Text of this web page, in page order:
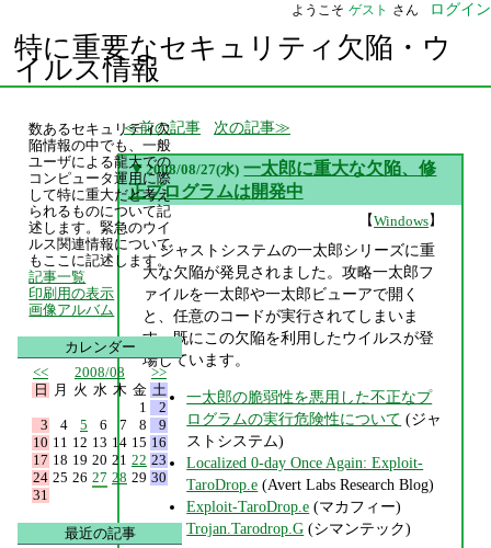
ようこそ ゲスト さん ログイン
特に重要なセキュリティ欠陥・ウ
イルス情報
前の記事 次の記事
▼ 2008/08/27(水) 一太郎に重大な欠陥、修
正プログラムは開発中
【Windows】
ジャストシステムの一太郎シリーズに重
大な欠陥が発見されました。攻略一太郎フ
ァイルを一太郎や一太郎ビューアで開く
と、任意のコードが実行されてしまいま
す。既にこの欠陥を利用したウイルスが登
場しています。
一太郎の脆弱性を悪用した不正なプ
ログラムの実行危険性について (ジャ
ストシステム)
Localized 0-day Once Again: Exploit-
TaroDrop.e (Avert Labs Research Blog)
Exploit-TaroDrop.e (マカフィー)
Trojan.Tarodrop.G (シマンテック)
数あるセキュリティ欠
陥情報の中でも、一般
ユーザによる龍大での
コンピュータ運用に際
して特に重大だと考え
られるものについて記
述します。緊急のウイ
ルス関連情報について
もここに記述します。
記事一覧
印刷用の表示
画像アルバム
カレンダー
<<
2008/08
>>
日
月 火 水 木 金 土
1
2
3
4 5 6 7 8
9
10 11 12 13 14 15 16
17 18 19 20 21 22 23
24 25 26 27 28 29 30
31
最近の記事